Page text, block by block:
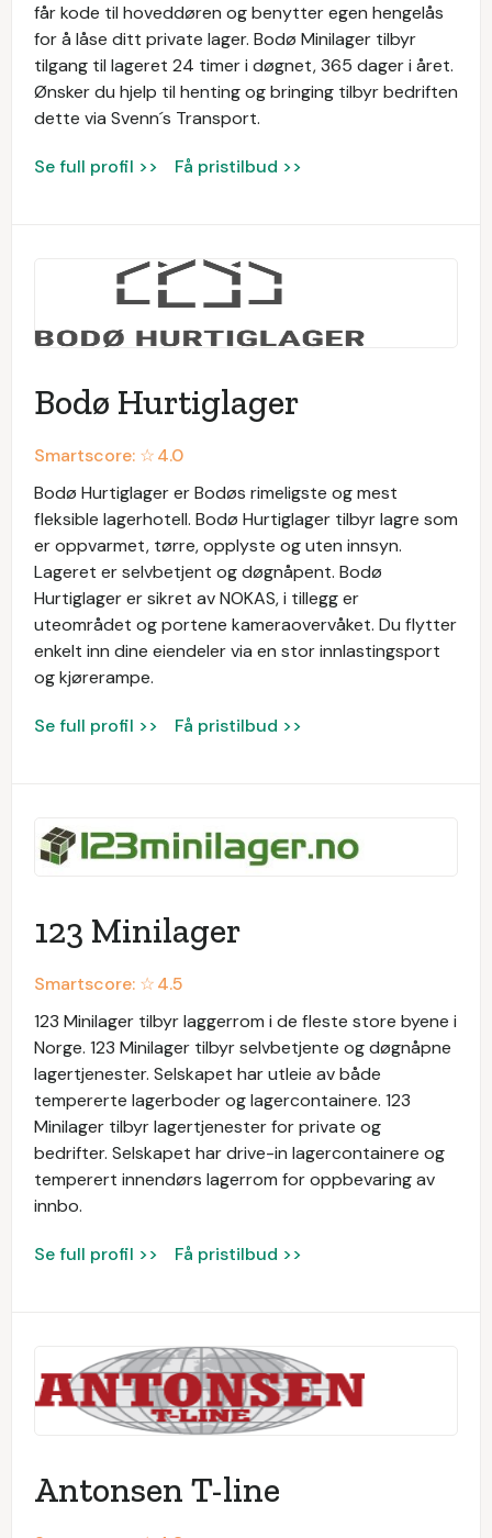
får kode til hoveddøren og benytter egen hengelås
for å låse ditt private lager. Bodø Minilager tilbyr
tilgang til lageret 24 timer i døgnet, 365 dager i året.
Ønsker du hjelp til henting og bringing tilbyr bedriften
dette via Svenn´s Transport.
Se full profil >> Få pristilbud >>
Bodø Hurtiglager
Smartscore: ☆4.0
Bodø Hurtiglager er Bodøs rimeligste og mest
fleksible lagerhotell. Bodø Hurtiglager tilbyr lagre som
er oppvarmet, tørre, opplyste og uten innsyn.
Lageret er selvbetjent og døgnåpent. Bodø
Hurtiglager er sikret av NOKAS, i tillegg er
uteområdet og portene kameraovervåket. Du flytter
enkelt inn dine eiendeler via en stor innlastingsport
og kjørerampe.
Se full profil >> Få pristilbud >>
123 Minilager
Smartscore: ☆4.5
123 Minilager tilbyr laggerrom i de fleste store byene i
Norge. 123 Minilager tilbyr selvbetjente og døgnåpne
lagertjenester. Selskapet har utleie av både
tempererte lagerboder og lagercontainere. 123
Minilager tilbyr lagertjenester for private og
bedrifter. Selskapet har drive-in lagercontainere og
temperert innendørs lagerrom for oppbevaring av
innbo.
Se full profil >> Få pristilbud >>
Antonsen T-line